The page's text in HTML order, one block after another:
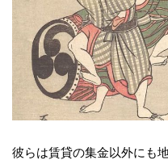
彼らは賃貸の集金以外にも